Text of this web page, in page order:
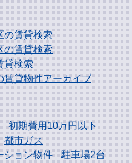
の賃貸検索
の賃貸検索
貸検索
賃貸物件アーカイブ
初期費用10万円以下
都市ガス
ション物件
駐車場2台